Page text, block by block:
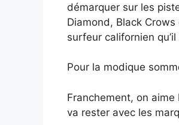
démarquer sur les
Diamond, Black
surfeur californien
Pour la modique
Franchement, on
va rester avec les